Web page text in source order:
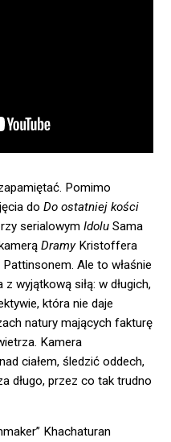
Pomimo
doDo ostatniej kości
serialowymIdolu Sama
DramyKristoffera
Ale to właśnie
wyjątkową siłą: w długich,
która nie daje
natury mających fakturę
Kamera
ciałem, śledzić oddech,
długo, przez co tak trudno
Khachaturan